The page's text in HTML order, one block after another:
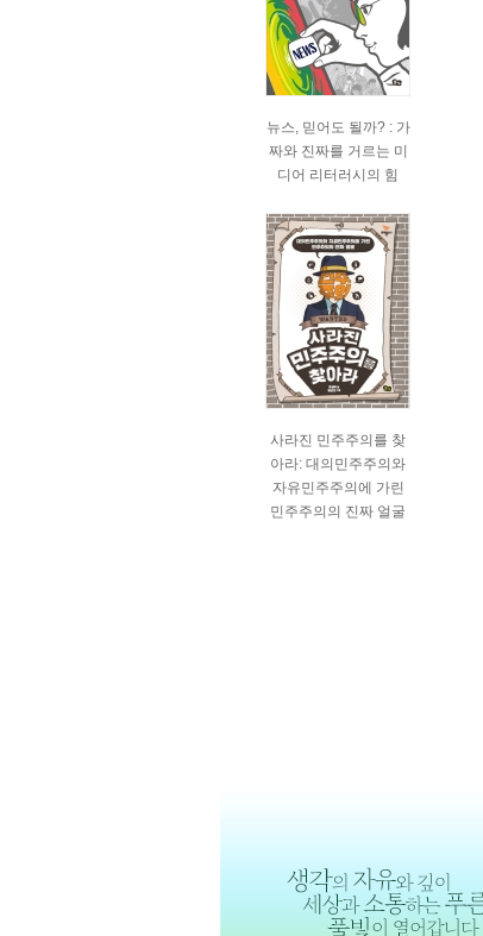
뉴스, 믿어도 될까? : 가
짜와 진짜를 거르는 미
디어 리터러시의 힘
사라진 민주주의를 찾
아라: 대의민주주의와
자유민주주의에 가린
민주주의의 진짜 얼굴